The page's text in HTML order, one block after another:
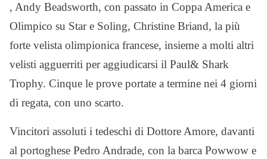
, Andy Beadsworth, con passato in Coppa America e
Olimpico su Star e Soling, Christine Briand, la più
forte velista olimpionica francese, insieme a molti altri
velisti agguerriti per aggiudicarsi il Paul& Shark
Trophy. Cinque le prove portate a termine nei 4 giorni
di regata, con uno scarto.
Vincitori assoluti i tedeschi di Dottore Amore, davanti
al portoghese Pedro Andrade, con la barca Powwow e